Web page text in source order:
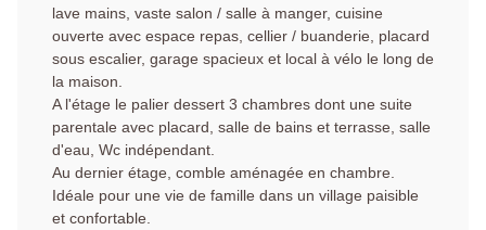
lave mains, vaste salon / salle à manger, cuisine
ouverte avec espace repas, cellier / buanderie, placard
sous escalier, garage spacieux et local à vélo le long de
la maison.
A l'étage le palier dessert 3 chambres dont une suite
parentale avec placard, salle de bains et terrasse, salle
d'eau, Wc indépendant.
Au dernier étage, comble aménagée en chambre.
Idéale pour une vie de famille dans un village paisible
et confortable.